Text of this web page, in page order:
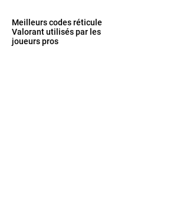
Meilleurs codes réticule
Valorant utilisés par les
joueurs pros